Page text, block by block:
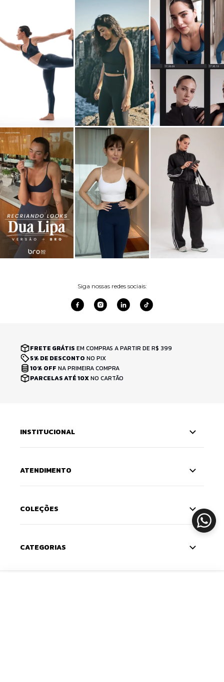
Siga nossas redes sociais:
FRETE GRÁTIS EM COMPRAS A PARTIR DE R$ 399
5% DE DESCONTO NO PIX
10% OFF NA PRIMEIRA COMPRA
PARCELAS ATÉ 10XNO CARTÃO
INSTITUCIONAL
ATENDIMENTO
COLEÇÕES
CATEGORIAS